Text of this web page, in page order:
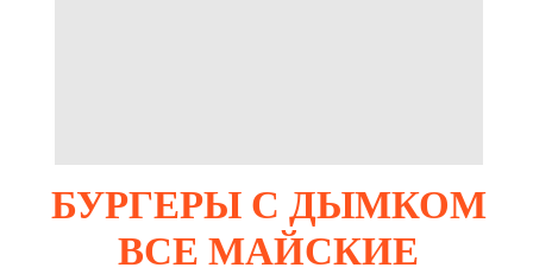
БУРГЕРЫ С ДЫМКОМ
ВСЕ МАЙСКИЕ